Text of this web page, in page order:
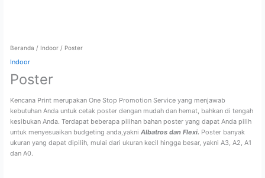
Beranda / Indoor/ Poster
Indoor
Poster
Kencana Print merupakan One Stop Promotion Service yang menjawab
kebutuhan Anda untuk cetak poster dengan mudah dan hemat, bahkan di tengah
kesibukan Anda. Terdapat beberapa pilihan bahan poster yang dapat Anda pilih
untuk menyesuaikan budgeting anda,yakni Albatros dan Flexi. Poster banyak
ukuran yang dapat dipilih, mulai dari ukuran kecil hingga besar, yakni A3, A2, A1
dan A0.